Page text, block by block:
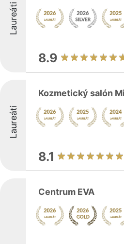
Laureáti
8.9
Laureáti
Kozmetický salón
8.1
Centrum EVA